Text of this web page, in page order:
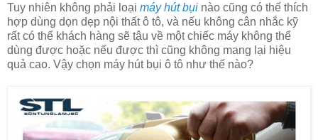
Tuy nhiên không phải loại máy hút bụi nào cũng có thế thích
hợp dùng dọn dẹp nội thất ô tô, và nếu không cân nhắc kỹ
rất có thể khách hàng sẽ tậu về một chiếc máy không thể
dùng được hoặc nếu được thì cũng không mang lại hiệu
quả cao. Vậy chọn máy hút bụi ô tô như thế nào?